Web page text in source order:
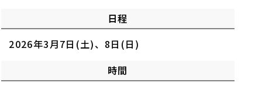
日程
2026年3月7日(土)、8日(日)
時間